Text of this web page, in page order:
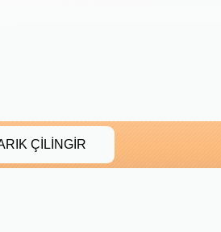
ÇİLİNGİR